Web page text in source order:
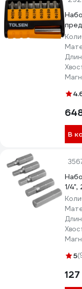
В
1/4",
5